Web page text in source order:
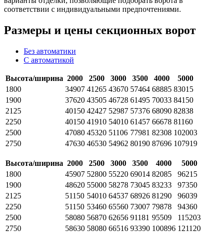
соответствии с индивидуальными предпочтениями.
Размеры и цены секционных ворот
Без автоматики
С автоматикой
Высота/ширина 2000 2500 3000 3500 4000
5000
1800
34907 41265 43670 57464 68885 83015
1900
37620 43505 46728 61495 70033 84150
2125
40150 42427 52987 57376 68090 82838
2250
40150 41910 54010 61457 66678 81160
2500
47080 45320 51106 77981 82308 102003
2750
47630 46530 54962 80190 87696 107919
Высота/ширина 2000 2500 3000 3500 4000
5000
1800
45907 52800 55220 69014 82085
96215
1900
48620 55000 58278 73045 83233
97350
2125
51150 54010 64537 68926 81290
96039
2250
51150 53460 65560 73007 79878
94360
2500
58080 56870 62656 91181 95509
115203
2750
58630 58080 66516 93390 100896 121120